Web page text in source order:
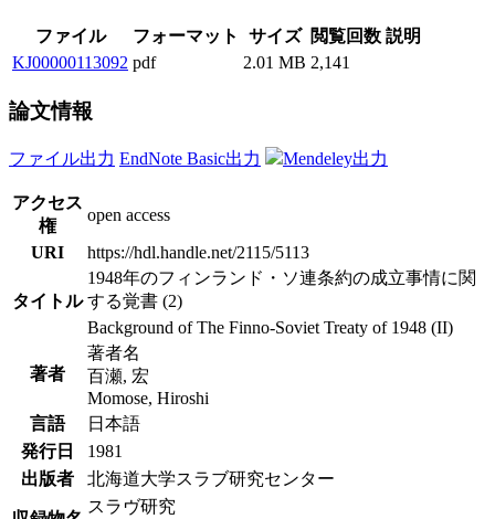
ファイル フォーマット サイズ 閲覧回数 説明
KJ00000113092 pdf 2.01 MB 2,141
論文情報
ファイル出力 EndNote Basic出力 Mendeley出力
アクセス
権
open access
URI
https://hdl.handle.net/2115/5113
タイトル
1948年のフィンランド・ソ連条約の成立事情に関
する覚書 (2)
Background of The Finno-Soviet Treaty of 1948 (II)
著者
著者名
百瀬, 宏
Momose, Hiroshi
言語
日本語
発行日
1981
出版者
北海道大学スラブ研究センター
スラヴ研究